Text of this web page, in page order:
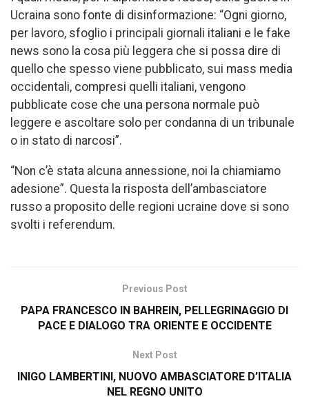
Ucraina sono fonte di disinformazione: “Ogni giorno,
per lavoro, sfoglio i principali giornali italiani e le fake
news sono la cosa più leggera che si possa dire di
quello che spesso viene pubblicato, sui mass media
occidentali, compresi quelli italiani, vengono
pubblicate cose che una persona normale può
leggere e ascoltare solo per condanna di un tribunale
o in stato di narcosi”.
“Non c’è stata alcuna annessione, noi la chiamiamo
adesione”. Questa la risposta dell’ambasciatore
russo a proposito delle regioni ucraine dove si sono
svolti i referendum.
Previous Post
PAPA FRANCESCO IN BAHREIN, PELLEGRINAGGIO DI
PACE E DIALOGO TRA ORIENTE E OCCIDENTE
Next Post
INIGO LAMBERTINI, NUOVO AMBASCIATORE D’ITALIA
NEL REGNO UNITO